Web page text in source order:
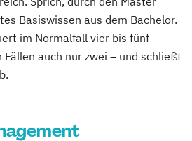
Basiswissen aus dem Bachelor.
im Normalfall vier bis fünf
auch nur zwei – und schließt